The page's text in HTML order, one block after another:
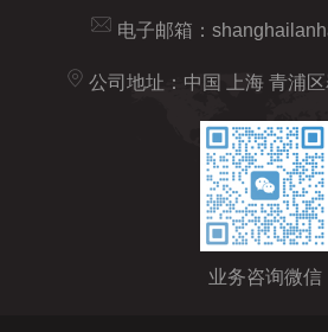
电子邮箱：
公司地址：中国 上海 青浦
业务咨询微信